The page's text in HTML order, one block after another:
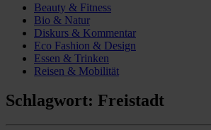
Beauty & Fitness
Bio & Natur
Diskurs & Kommentar
Eco Fashion & Design
Essen & Trinken
Reisen & Mobilität
Schlagwort: Freistadt